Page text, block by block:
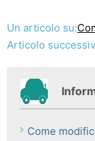
Un articolo su:
Articolo
Come